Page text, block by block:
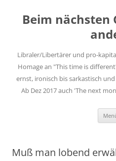
springen
Beim nächsten
Libraler/Libertärer und pro-
Homage an "This time is
ernst, ironisch bis sarkastisch
Ab Dez 2017 auch 'The next
Muß man lobend